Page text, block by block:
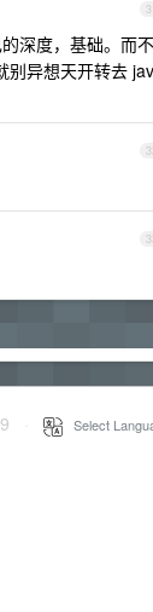
深度，基础。而不
别异想天开转去
Select